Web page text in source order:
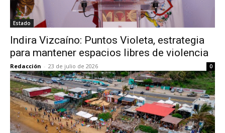
Estado
Indira Vizcaíno: Puntos Violeta, estrategia
para mantener espacios libres de violencia
Redacción - 23 de julio de 2026 0